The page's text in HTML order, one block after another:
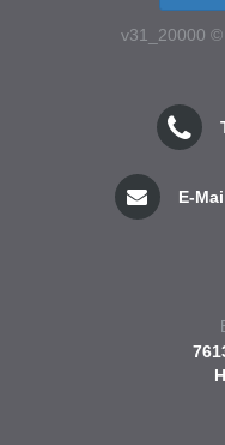
v31_20000
E-